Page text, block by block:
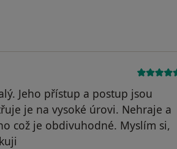
Jeho přístup a postup jsou
je na vysoké úrovi. Nehraje a
což je obdivuhodné. Myslím si,